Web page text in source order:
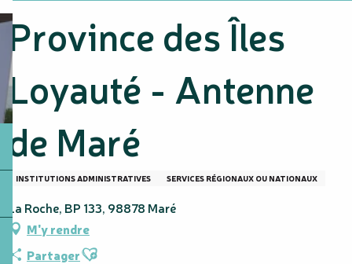
Province des Îles
Loyauté - Antenne
de Maré
INSTITUTIONS ADMINISTRATIVES SERVICES RÉGIONAUX OU NATIONAUX
La Roche, BP 133, 98878 Maré
M'y rendre
PartagerAjouter aux favoris